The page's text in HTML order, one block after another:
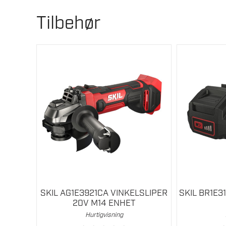
Arbeidsrekkevidde
Nivelleringsnøyaktighet
Lasertype
Laserklasse
Driftstemperatur
Tilbehør
SKIL AG1E3921CA VINKELSLIPER
20V M14 ENHET
Hurtigvisning
SKIL